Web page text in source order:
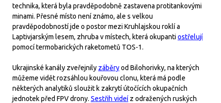
technika, která byla pravděpodobně zastavena protitankovými
minami. Přesné místo není známo, ale s velkou
pravděpodobností jde o postor mezi Kruhlajskou roklí a
Laptivjarským lesem, zhruba v místech, která okupantiostřelují
pomocí termobarických raketometů TOS-1.
Ukrajinské kanály zveřejnily záběryod Bilohorivky, na kterých
můžeme vidět rozsáhlou kouřovou clonu, která má podle
některých analytiků sloužit k zakrytí útočících okupačních
jednotek před FPV drony. Sestřih videí z odražených ruských